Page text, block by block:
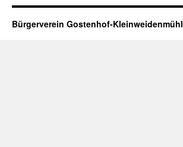
Bürgerverein Gostenhof-